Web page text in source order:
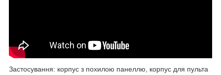
Застосування: корпус з похилою панеллю, корпус для пульта